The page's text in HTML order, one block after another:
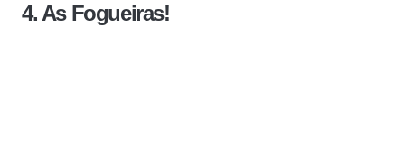
4. As Fogueiras!